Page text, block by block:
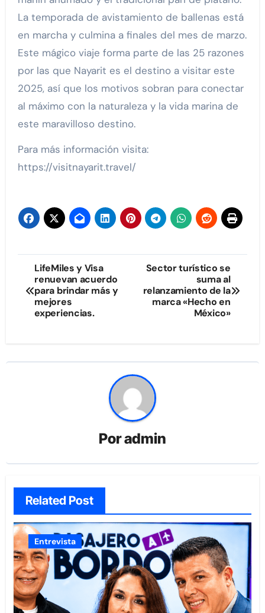
La temporada de avistamiento de ballenas está
en marcha y culmina a finales del mes de marzo.
Este mágico viaje forma parte de las 25 razones
por las que Nayarit es el destino a visitar este
2025, así que los motivos sobran para conectar
al máximo con la naturaleza y la vida marina de
este maravilloso destino.
Para más información visita:
https://visitnayarit.travel/
Navegación
de
entradas
LifeMiles y Visa
renuevan acuerdo
para brindar más y
mejores
experiencias.
Sector turístico se
suma al
relanzamiento de la
marca «Hecho en
México»
Poradmin
Related Post
Entrevista